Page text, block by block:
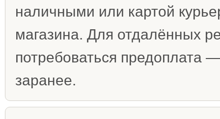
наличными или картой
магазина. Для отдалённых
потребоваться предоплата
заранее.